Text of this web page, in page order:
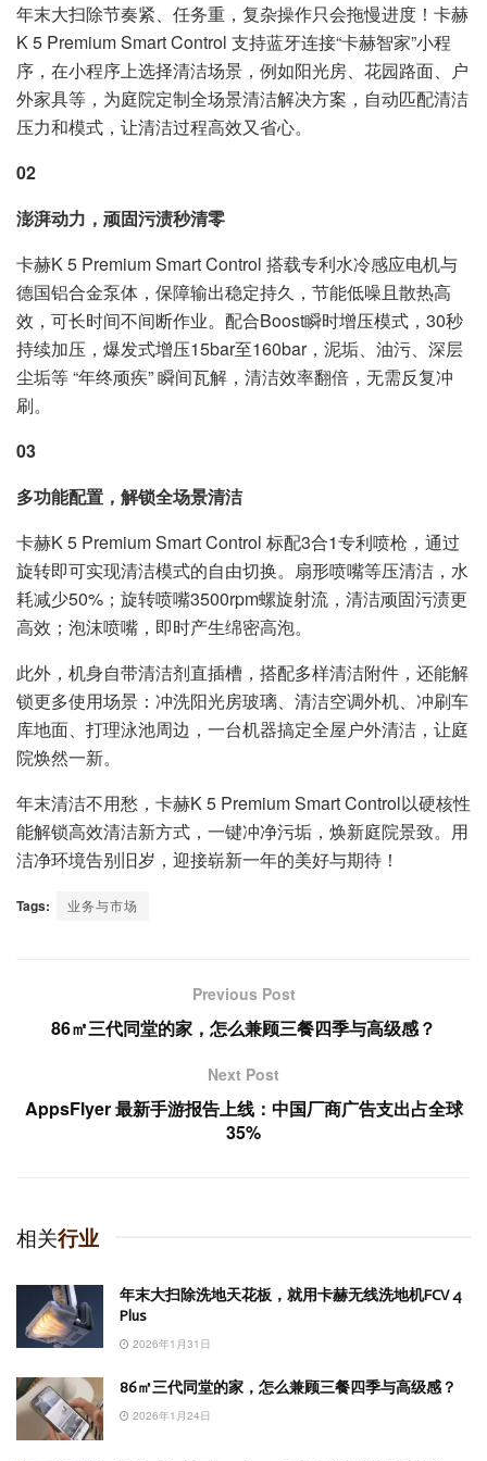
年末大扫除节奏紧、任务重，复杂操作只会拖慢进度！卡赫
K 5 Premium Smart Control 支持蓝牙连接“卡赫智家”小程
序，在小程序上选择清洁场景，例如阳光房、花园路面、户
外家具等，为庭院定制全场景清洁解决方案，自动匹配清洁
压力和模式，让清洁过程高效又省心。
02
澎湃动力，顽固污渍秒清零
卡赫K 5 Premium Smart Control 搭载专利水冷感应电机与
德国铝合金泵体，保障输出稳定持久，节能低噪且散热高
效，可长时间不间断作业。配合Boost瞬时增压模式，30秒
持续加压，爆发式增压15bar至160bar，泥垢、油污、深层
尘垢等 “年终顽疾” 瞬间瓦解，清洁效率翻倍，无需反复冲
刷。
03
多功能配置，解锁全场景清洁
卡赫K 5 Premium Smart Control 标配3合1专利喷枪，通过
旋转即可实现清洁模式的自由切换。扇形喷嘴等压清洁，水
耗减少50%；旋转喷嘴3500rpm螺旋射流，清洁顽固污渍更
高效；泡沫喷嘴，即时产生绵密高泡。
此外，机身自带清洁剂直插槽，搭配多样清洁附件，还能解
锁更多使用场景：冲洗阳光房玻璃、清洁空调外机、冲刷车
库地面、打理泳池周边，一台机器搞定全屋户外清洁，让庭
院焕然一新。
年末清洁不用愁，卡赫K 5 Premium Smart Control以硬核性
能解锁高效清洁新方式，一键冲净污垢，焕新庭院景致。用
洁净环境告别旧岁，迎接崭新一年的美好与期待！
Tags: 业务与市场
Previous Post
86㎡三代同堂的家，怎么兼顾三餐四季与高级感？
Next Post
AppsFlyer 最新手游报告上线：中国厂商广告支出占全球
35%
相关行业
年末大扫除洗地天花板，就用卡赫无线洗地机FCV 4
Plus
2026年1月31日
86㎡三代同堂的家，怎么兼顾三餐四季与高级感？
2026年1月24日